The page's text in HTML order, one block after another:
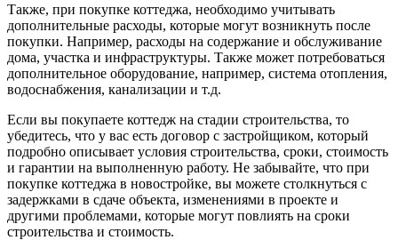
Также, при покупке коттеджа, необходимо учитывать
дополнительные расходы, которые могут возникнуть после
покупки. Например, расходы на содержание и обслуживание
дома, участка и инфраструктуры. Также может потребоваться
дополнительное оборудование, например, система отопления,
водоснабжения, канализации и т.д.
Если вы покупаете коттедж на стадии строительства, то
убедитесь, что у вас есть договор с застройщиком, который
подробно описывает условия строительства, сроки, стоимость
и гарантии на выполненную работу. Не забывайте, что при
покупке коттеджа в новостройке, вы можете столкнуться с
задержками в сдаче объекта, изменениями в проекте и
другими проблемами, которые могут повлиять на сроки
строительства и стоимость.